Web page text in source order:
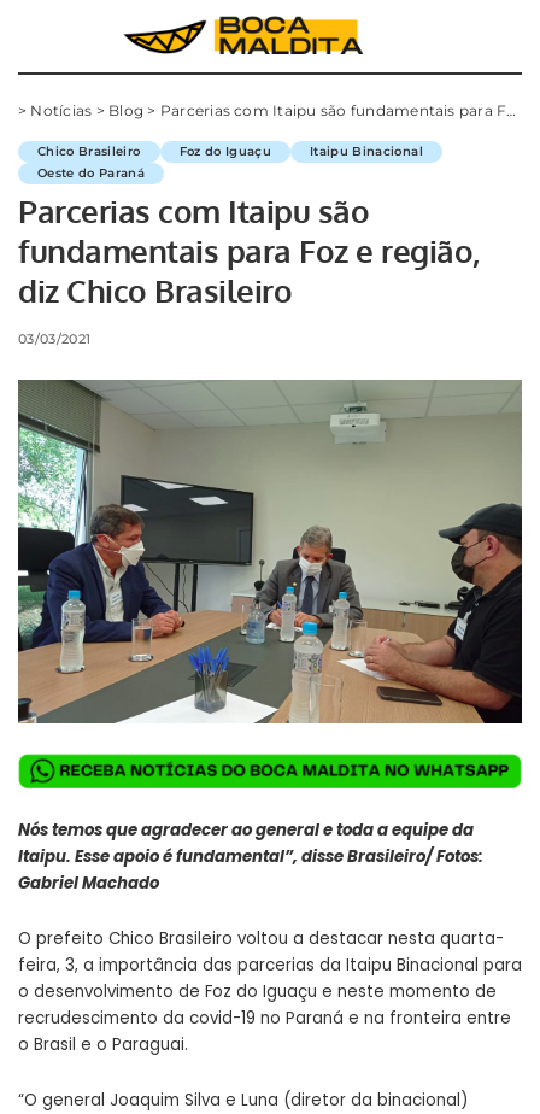
> Notícias > Blog > Parcerias com Itaipu são fundamentais para Foz e região, diz Chico Brasileiro
Chico Brasileiro Foz do Iguaçu
Itaipu Binacional
Oeste do Paraná
Parcerias com Itaipu são
fundamentais para Foz e região,
diz Chico Brasileiro
03/03/2021
Nós temos que agradecer ao general e toda a equipe da
Itaipu. Esse apoio é fundamental”, disse Brasileiro/ Fotos:
Gabriel Machado
O prefeito Chico Brasileiro voltou a destacar nesta quarta-
feira, 3, a importância das parcerias da Itaipu Binacional para
o desenvolvimento de Foz do Iguaçu e neste momento de
recrudescimento da covid-19 no Paraná e na fronteira entre
o Brasil e o Paraguai.
“O general Joaquim Silva e Luna (diretor da binacional)